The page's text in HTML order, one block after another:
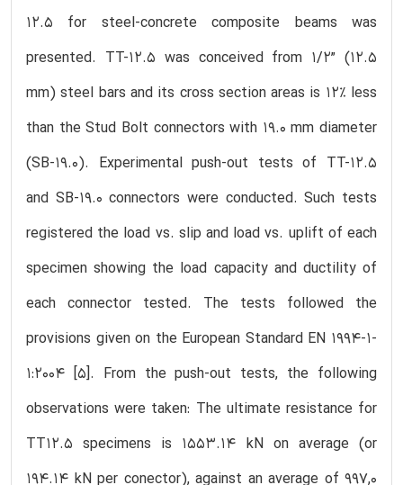
12.5 for steel-concrete composite beams was
presented. TT-12.5 was conceived from 1/2” (12.5
mm) steel bars and its cross section areas is 12% less
than the Stud Bolt connectors with 19.0 mm diameter
(SB-19.0). Experimental push-out tests of TT-12.5
and SB-19.0 connectors were conducted. Such tests
registered the load vs. slip and load vs. uplift of each
specimen showing the load capacity and ductility of
each connector tested. The tests followed the
provisions given on the European Standard EN 1994-1-
1:2004 [5]. From the push-out tests, the following
observations were taken: The ultimate resistance for
TT12.5 specimens is 1553.14 kN on average (or
194.14 kN per conector), against an average of 997,0